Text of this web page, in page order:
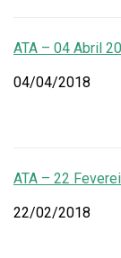
ATA – 04 Abril
04/04/2018
ATA – 22
22/02/2018